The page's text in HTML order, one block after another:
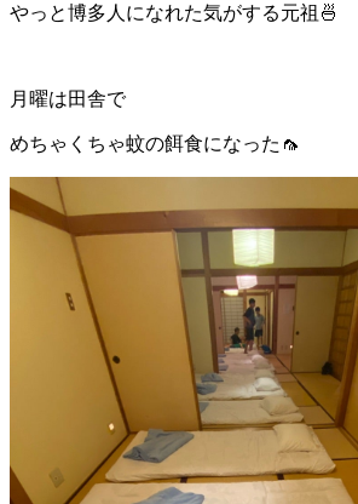
やっと博多人になれた気がする元祖🍜
月曜は田舎で
めちゃくちゃ蚊の餌食になった🦟